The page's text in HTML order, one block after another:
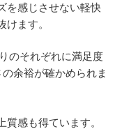
を感じさせない軽快
ます。
のそれぞれに満足度
余裕が確かめられま
感も得ています。